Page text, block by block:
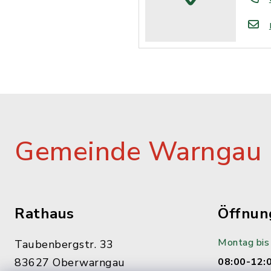
Gemeinde Warngau
Rathaus
Taubenbergstr. 33
83627 Oberwarngau
Montag
08:00-